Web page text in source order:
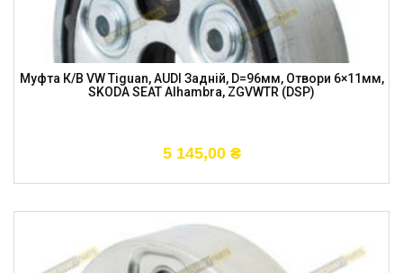
Муфта К/в VW Tiguan, AUDI Задній, D=96мм, Отвори 6×11мм,
SKODA SEAT Alhambra, ZGVWTR (DSP)
5 145,00 ₴